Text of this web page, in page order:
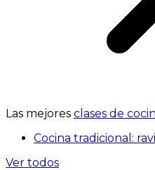
Las mejores clases de
Cocina tradicional:
Ver todos